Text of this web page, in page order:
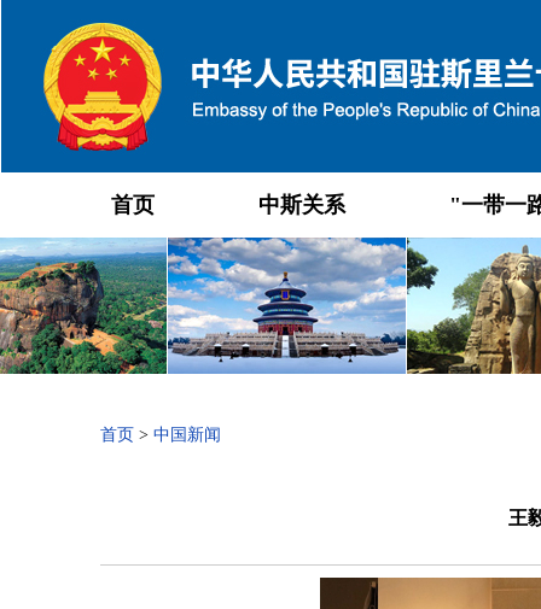
首页 中斯关系 "一带一
首页 > 中国新闻
王